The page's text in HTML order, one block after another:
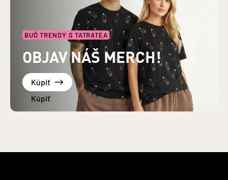
BUĎ TRENDY S TATRATEA
OBJAV NÁŠ MERCH!
Kúpiť